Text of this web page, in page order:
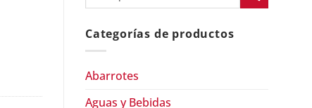
Categorías de productos
Abarrotes
Aguas y Bebidas